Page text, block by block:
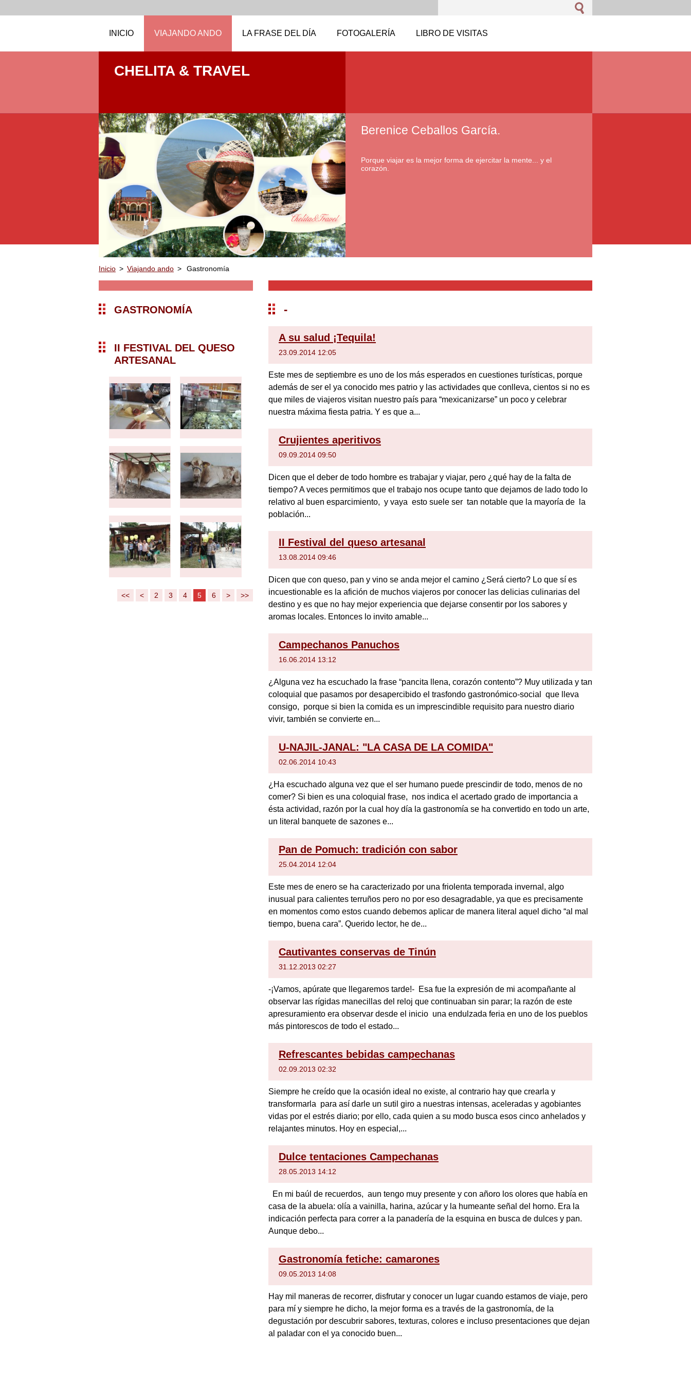
INICIO VIAJANDO ANDO LA FRASE DEL DÍA FOTOGALERÍA LIBRO DE VISITAS
CHELITA & TRAVEL
Berenice Ceballos García.
Porque viajar es la mejor forma de ejercitar la mente... y el
corazón.
Inicio > Viajando ando > Gastronomía
GASTRONOMÍA
II FESTIVAL DEL QUESO
ARTESANAL
<< < 2 3 4 5 6 > >>
-
A su salud ¡Tequila!
23.09.2014 12:05
Este mes de septiembre es uno de los más esperados en cuestiones turísticas, porque
además de ser el ya conocido mes patrio y las actividades que conlleva, cientos si no es
que miles de viajeros visitan nuestro país para “mexicanizarse” un poco y celebrar
nuestra máxima fiesta patria. Y es que a...
Crujientes aperitivos
09.09.2014 09:50
Dicen que el deber de todo hombre es trabajar y viajar, pero ¿qué hay de la falta de
tiempo? A veces permitimos que el trabajo nos ocupe tanto que dejamos de lado todo lo
relativo al buen esparcimiento, y vaya esto suele ser tan notable que la mayoría de la
población...
II Festival del queso artesanal
13.08.2014 09:46
Dicen que con queso, pan y vino se anda mejor el camino ¿Será cierto? Lo que sí es
incuestionable es la afición de muchos viajeros por conocer las delicias culinarias del
destino y es que no hay mejor experiencia que dejarse consentir por los sabores y
aromas locales. Entonces lo invito amable...
Campechanos Panuchos
16.06.2014 13:12
¿Alguna vez ha escuchado la frase “pancita llena, corazón contento”? Muy utilizada y tan
coloquial que pasamos por desapercibido el trasfondo gastronómico-social que lleva
consigo, porque si bien la comida es un imprescindible requisito para nuestro diario
vivir, también se convierte en...
U-NAJIL-JANAL: "LA CASA DE LA COMIDA"
02.06.2014 10:43
¿Ha escuchado alguna vez que el ser humano puede prescindir de todo, menos de no
comer? Si bien es una coloquial frase, nos indica el acertado grado de importancia a
ésta actividad, razón por la cual hoy día la gastronomía se ha convertido en todo un arte,
un literal banquete de sazones e...
Pan de Pomuch: tradición con sabor
25.04.2014 12:04
Este mes de enero se ha caracterizado por una friolenta temporada invernal, algo
inusual para calientes terruños pero no por eso desagradable, ya que es precisamente
en momentos como estos cuando debemos aplicar de manera literal aquel dicho “al mal
tiempo, buena cara”. Querido lector, he de...
Cautivantes conservas de Tinún
31.12.2013 02:27
-¡Vamos, apúrate que llegaremos tarde!- Esa fue la expresión de mi acompañante al
observar las rígidas manecillas del reloj que continuaban sin parar; la razón de este
apresuramiento era observar desde el inicio una endulzada feria en uno de los pueblos
más pintorescos de todo el estado...
Refrescantes bebidas campechanas
02.09.2013 02:32
Siempre he creído que la ocasión ideal no existe, al contrario hay que crearla y
transformarla para así darle un sutil giro a nuestras intensas, aceleradas y agobiantes
vidas por el estrés diario; por ello, cada quien a su modo busca esos cinco anhelados y
relajantes minutos. Hoy en especial,...
Dulce tentaciones Campechanas
28.05.2013 14:12
En mi baúl de recuerdos, aun tengo muy presente y con añoro los olores que había en
casa de la abuela: olía a vainilla, harina, azúcar y la humeante señal del horno. Era la
indicación perfecta para correr a la panadería de la esquina en busca de dulces y pan.
Aunque debo...
Gastronomía fetiche: camarones
09.05.2013 14:08
Hay mil maneras de recorrer, disfrutar y conocer un lugar cuando estamos de viaje, pero
para mí y siempre he dicho, la mejor forma es a través de la gastronomía, de la
degustación por descubrir sabores, texturas, colores e incluso presentaciones que dejan
al paladar con el ya conocido buen...